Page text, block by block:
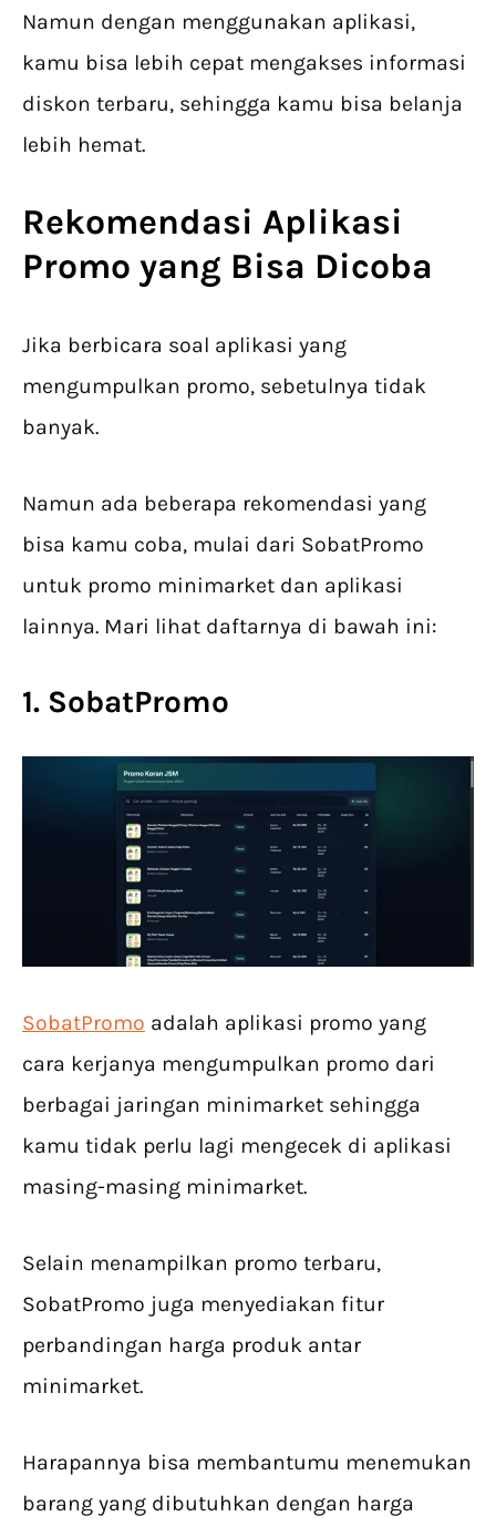
Namun dengan menggunakan aplikasi,
kamu bisa lebih cepat mengakses informasi
diskon terbaru, sehingga kamu bisa belanja
lebih hemat.
Rekomendasi Aplikasi
Promo yang Bisa Dicoba
Jika berbicara soal aplikasi yang
mengumpulkan promo, sebetulnya tidak
banyak.
Namun ada beberapa rekomendasi yang
bisa kamu coba, mulai dari SobatPromo
untuk promo minimarket dan aplikasi
lainnya. Mari lihat daftarnya di bawah ini:
1. SobatPromo
SobatPromo adalah aplikasi promo yang
cara kerjanya mengumpulkan promo dari
berbagai jaringan minimarket sehingga
kamu tidak perlu lagi mengecek di aplikasi
masing-masing minimarket.
Selain menampilkan promo terbaru,
SobatPromo juga menyediakan fitur
perbandingan harga produk antar
minimarket.
Harapannya bisa membantumu menemukan
barang yang dibutuhkan dengan harga